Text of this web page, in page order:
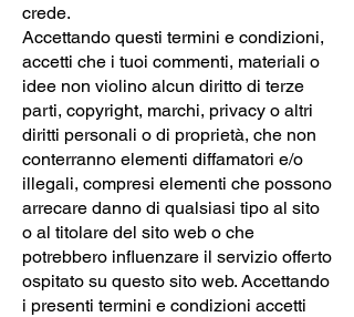
crede.
Accettando questi termini e condizioni,
accetti che i tuoi commenti, materiali o
idee non violino alcun diritto di terze
parti, copyright, marchi, privacy o altri
diritti personali o di proprietà, che non
conterranno elementi diffamatori e/o
illegali, compresi elementi che possono
arrecare danno di qualsiasi tipo al sito
o al titolare del sito web o che
potrebbero influenzare il servizio offerto
ospitato su questo sito web. Accettando
i presenti termini e condizioni accetti